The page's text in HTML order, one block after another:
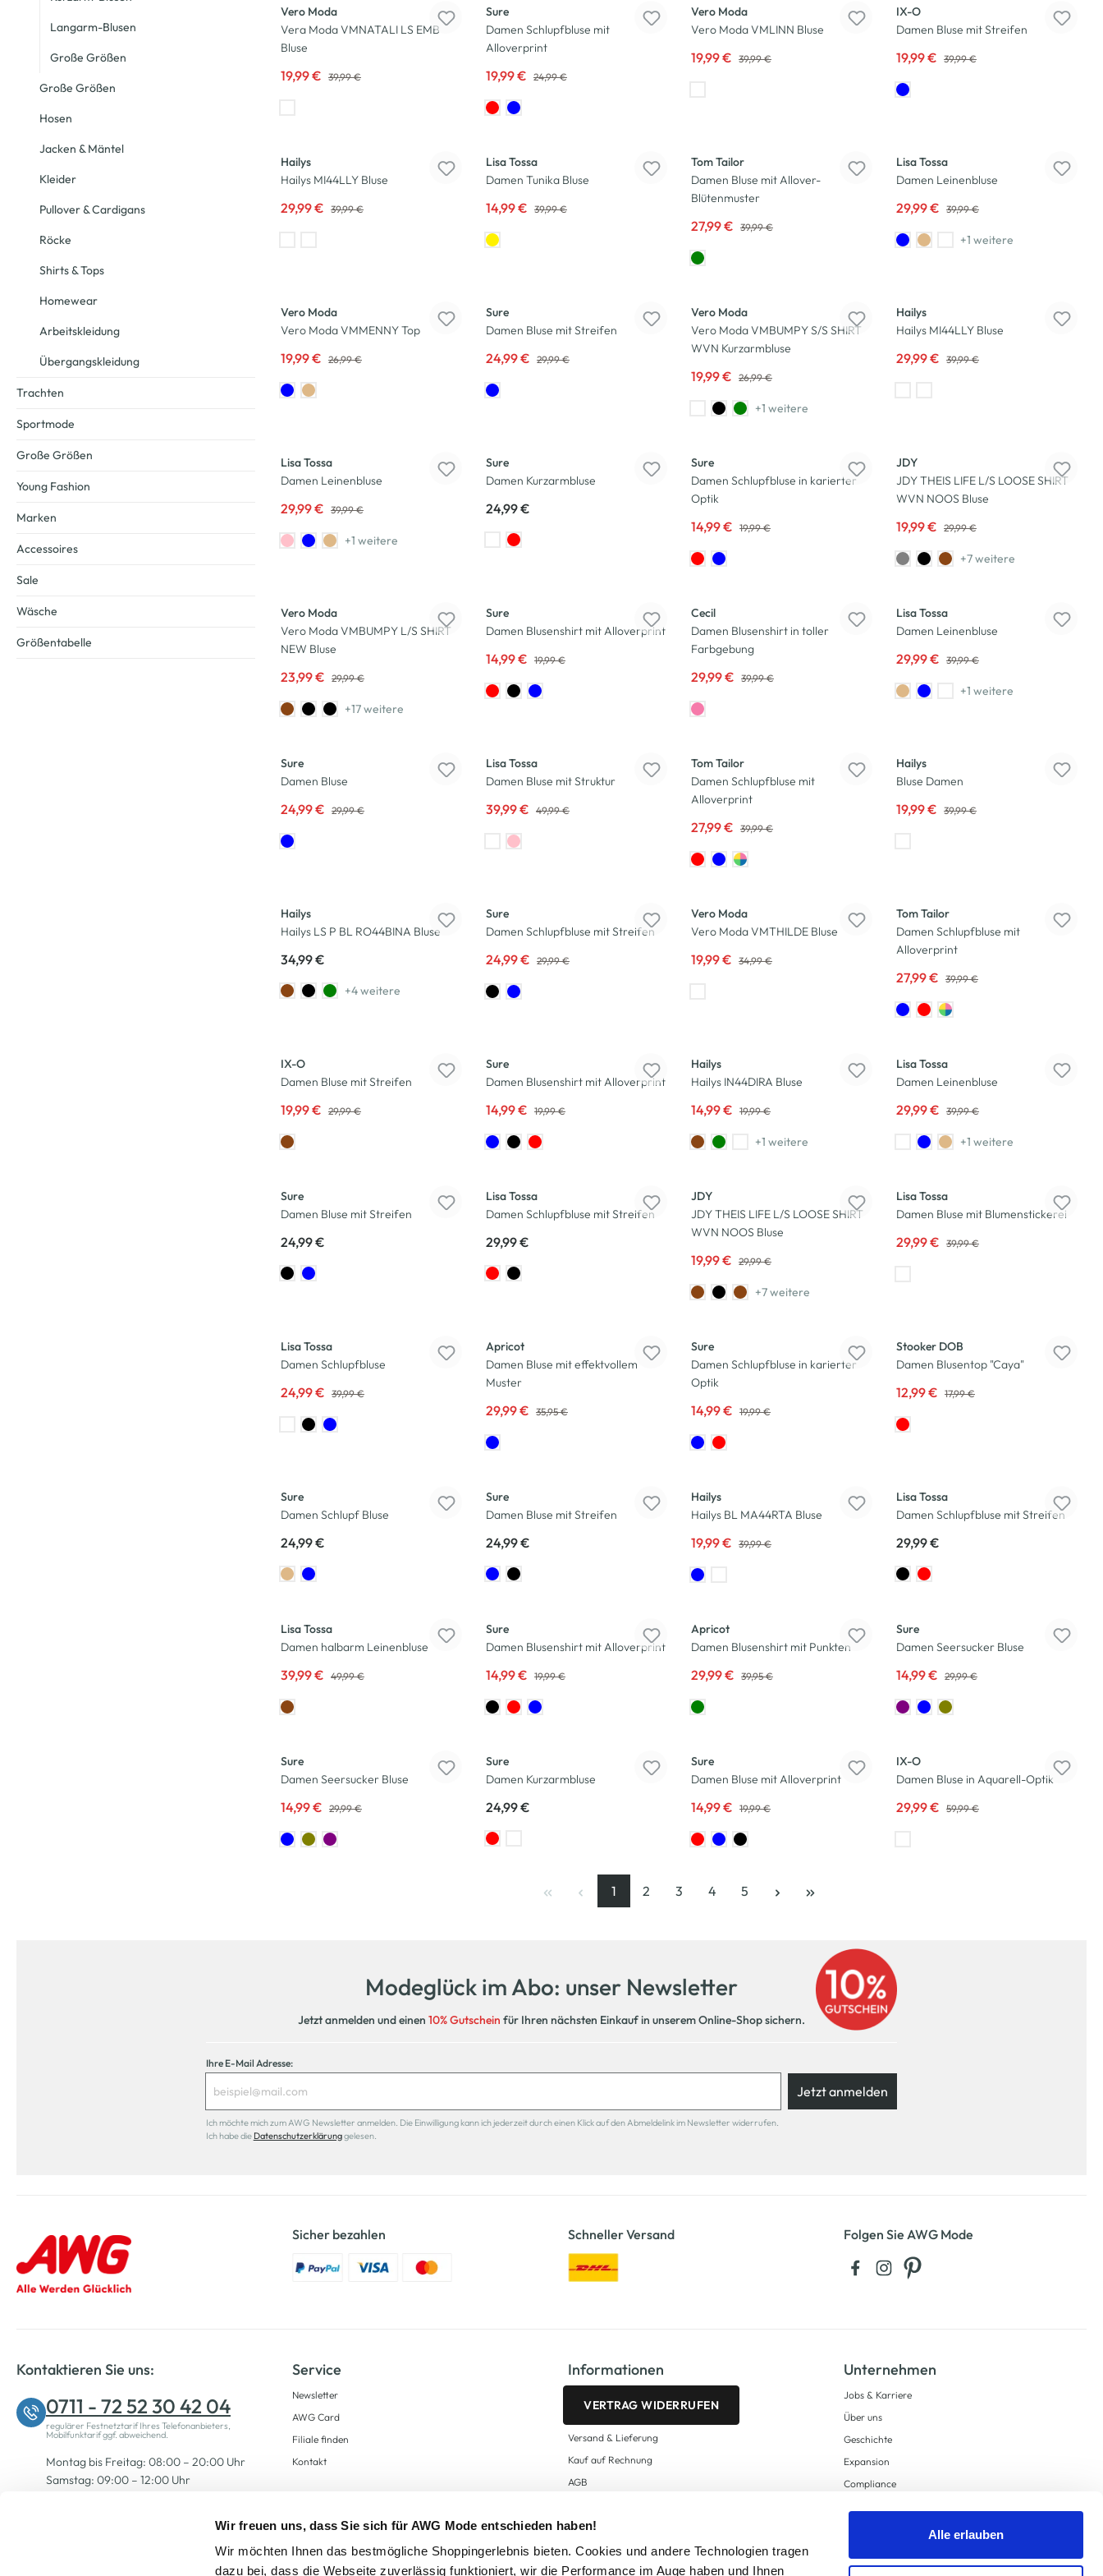
Wir freuen uns, dass Sie sich für AWG Mode entschieden haben!
Wir möchten Ihnen das bestmögliche Shoppingerlebnis bieten. Cookies und andere Technologien tragen
dazu bei, dass die Webseite zuverlässig funktioniert, wir die Performance im Auge haben und Ihnen
Alle erlauben
Vero Moda
Vera Moda VMNATALI LS EMB
Bluse
19,99 € 39,99 €
Sure
Damen Schlupfbluse mit
Alloverprint
19,99 € 24,99 €
Vero Moda
Vero Moda VMLINN Bluse
19,99 € 39,99 €
IX-O
Damen Bluse mit Streifen
19,99 € 39,99 €
Hailys
Hailys MI44LLY Bluse
29,99 € 39,99 €
Lisa Tossa
Damen Tunika Bluse
14,99 € 39,99 €
Tom Tailor
Damen Bluse mit Allover-
Blütenmuster
27,99 € 39,99 €
Lisa Tossa
Damen Leinenbluse
29,99 € 39,99 €
+1 weitere
Vero Moda
Vero Moda VMMENNY Top
19,99 € 26,99 €
Sure
Damen Bluse mit Streifen
24,99 € 29,99 €
Vero Moda
Vero Moda VMBUMPY S/S SHIRT
WVN Kurzarmbluse
19,99 € 26,99 €
+1 weitere
Hailys
Hailys MI44LLY Bluse
29,99 € 39,99 €
Lisa Tossa
Damen Leinenbluse
29,99 € 39,99 €
+1 weitere
Sure
Damen Kurzarmbluse
24,99 €
Sure
Damen Schlupfbluse in karierter
Optik
14,99 € 19,99 €
JDY
JDY THEIS LIFE L/S LOOSE SHIRT
WVN NOOS Bluse
19,99 € 29,99 €
+7 weitere
Vero Moda
Vero Moda VMBUMPY L/S SHIRT
NEW Bluse
23,99 € 29,99 €
+17 weitere
Sure
Damen Blusenshirt mit Alloverprint
14,99 € 19,99 €
Cecil
Damen Blusenshirt in toller
Farbgebung
29,99 € 39,99 €
Lisa Tossa
Damen Leinenbluse
29,99 € 39,99 €
+1 weitere
Sure
Damen Bluse
24,99 € 29,99 €
Lisa Tossa
Damen Bluse mit Struktur
39,99 € 49,99 €
Tom Tailor
Damen Schlupfbluse mit
Alloverprint
27,99 € 39,99 €
Hailys
Bluse Damen
19,99 € 39,99 €
Hailys
Hailys LS P BL RO44BINA Bluse
34,99 €
+4 weitere
Sure
Damen Schlupfbluse mit Streifen
24,99 € 29,99 €
Vero Moda
Vero Moda VMTHILDE Bluse
19,99 € 34,99 €
Tom Tailor
Damen Schlupfbluse mit
Alloverprint
27,99 € 39,99 €
IX-O
Damen Bluse mit Streifen
19,99 € 29,99 €
Sure
Damen Blusenshirt mit Alloverprint
14,99 € 19,99 €
Hailys
Hailys IN44DIRA Bluse
14,99 € 19,99 €
+1 weitere
Lisa Tossa
Damen Leinenbluse
29,99 € 39,99 €
+1 weitere
Sure
Damen Bluse mit Streifen
24,99 €
Lisa Tossa
Damen Schlupfbluse mit Streifen
29,99 €
JDY
JDY THEIS LIFE L/S LOOSE SHIRT
WVN NOOS Bluse
19,99 € 29,99 €
+7 weitere
Lisa Tossa
Damen Bluse mit Blumenstickerei
29,99 € 39,99 €
Lisa Tossa
Damen Schlupfbluse
24,99 € 39,99 €
Apricot
Damen Bluse mit effektvollem
Muster
29,99 € 35,95 €
Sure
Damen Schlupfbluse in karierter
Optik
14,99 € 19,99 €
Stooker DOB
Damen Blusentop "Caya"
12,99 € 17,99 €
Sure
Damen Schlupf Bluse
24,99 €
Sure
Damen Bluse mit Streifen
24,99 €
Hailys
Hailys BL MA44RTA Bluse
19,99 € 39,99 €
Lisa Tossa
Damen Schlupfbluse mit Streifen
29,99 €
Lisa Tossa
Damen halbarm Leinenbluse
39,99 € 49,99 €
Sure
Damen Blusenshirt mit Alloverprint
14,99 € 19,99 €
Apricot
Damen Blusenshirt mit Punkten
29,99 € 39,95 €
Sure
Damen Seersucker Bluse
14,99 € 29,99 €
Sure
Damen Seersucker Bluse
14,99 € 29,99 €
Sure
Damen Kurzarmbluse
24,99 €
Sure
Damen Bluse mit Alloverprint
14,99 € 19,99 €
IX-O
Damen Bluse in Aquarell-Optik
29,99 € 59,99 €
Seite
1
, aktuelle Seite
Seite
2
Seite
3
Seite
4
Seite
5
Langarm-Blusen
Große Größen
Große Größen
Hosen
Jacken & Mäntel
Kleider
Pullover & Cardigans
Röcke
Shirts & Tops
Homewear
Arbeitskleidung
Übergangskleidung
Trachten
Sportmode
Große Größen
Young Fashion
Marken
Accessoires
Sale
Wäsche
Größentabelle
Modeglück im Abo: unser Newsletter
Jetzt anmelden und einen 10% Gutschein für Ihren nächsten Einkauf in unserem Online-Shop sichern.
Ihre E-Mail Adresse:
Jetzt anmelden
Ich möchte mich zum AWG Newsletter anmelden. Die Einwilligung kann ich jederzeit durch einen Klick auf den Abmeldelink im Newsletter widerrufen.
Ich habe die Datenschutzerklärunggelesen.
Sicher bezahlen Schneller Versand Folgen Sie AWG Mode
Kontaktieren Sie uns:
0711 - 72 52 30 42 04
regulärer Festnetztarif Ihres Telefonanbieters,
Mobilfunktarif ggf. abweichend.
Montag bis Freitag: 08:00 – 20:00 Uhr
Samstag: 09:00 – 12:00 Uhr
Service
Newsletter
AWG Card
Filiale finden
Kontakt
Informationen
VERTRAG WIDERRUFEN
Versand & Lieferung
Kauf auf Rechnung
AGB
Zahlungsarten
Datenschutz
AWG CARD Teilnahmebedingungen
Unternehmen
Jobs & Karriere
Über uns
Geschichte
Expansion
Compliance
Supply Chain Due Diligence